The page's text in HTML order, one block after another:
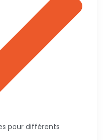
pour différents